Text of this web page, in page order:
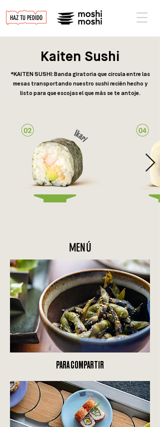
HAZ TU PEDIDO
Kaiten Sushi
*KAITEN SUSHI: Banda giratoria que circula entre las
mesas transportando nuestro sushi recién hecho y
listo para que escojas el que más se te antoje.
MENÚ
PARA COMPARTIR